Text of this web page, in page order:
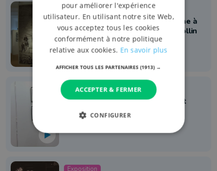
Exposition
L'histoire de Marche-en-Famenne à
travers les photos de Florent Collin
26 février 2024 à 13:44
Exposition
Le Photo-Club de Libramont met
Lavacherie à l'honneur
Exposition
pour améliorer l'expérience
utilisateur. En utilisant notre site Web,
vous acceptez tous les cookies
conformément à notre politique
relative aux cookies. En savoir plus
AFFICHER TOUS LES PARTENAIRES(1913) →
ACCEPTER & FERMER
CONFIGURER